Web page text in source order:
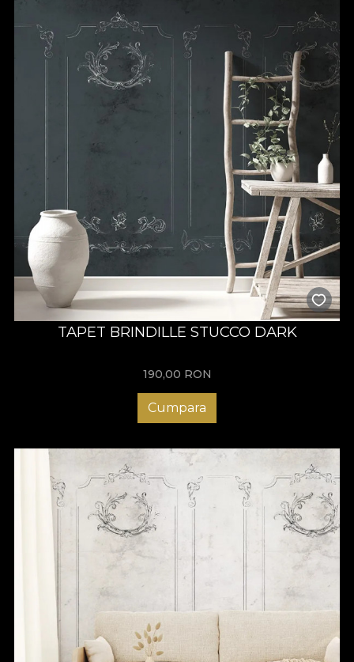
TAPET BRINDILLE STUCCO DARK
190,00 RON
Cumpara